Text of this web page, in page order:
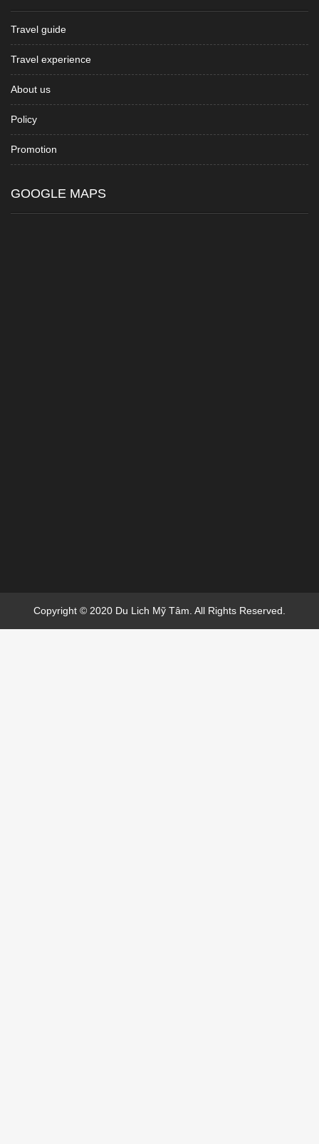
Travel guide
Travel experience
About us
Policy
Promotion
GOOGLE MAPS
Copyright © 2020 Du Lich Mỹ Tâm. All Rights Reserved.